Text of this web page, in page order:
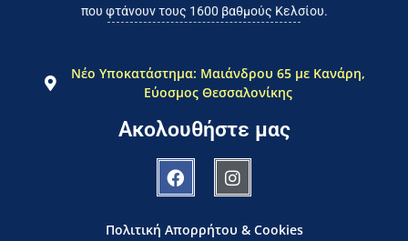
που φτάνουν τους 1600 βαθμούς Κελσίου.
Νέο Υποκατάστημα: Μαιάνδρου 65 με Κανάρη,
Εύοσμος Θεσσαλονίκης
Ακολουθήστε μας
Πολιτική Απορρήτου & Cookies